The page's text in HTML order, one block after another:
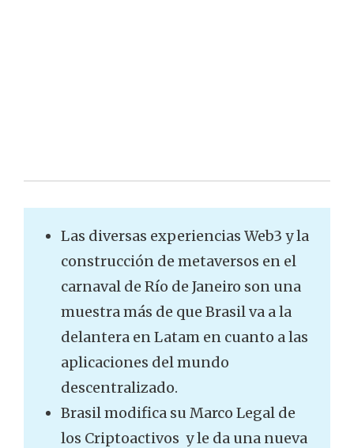
Las diversas experiencias Web3 y la
construcción de metaversos en el
carnaval de Río de Janeiro son una
muestra más de que Brasil va a la
delantera en Latam en cuanto a las
aplicaciones del mundo
descentralizado.
Brasil modifica su Marco Legal de
los Criptoactivos y le da una nueva